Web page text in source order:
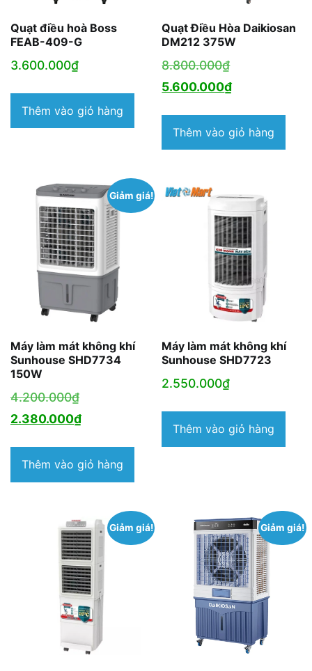
Quạt điều hoà Boss
FEAB-409-G
3.600.000₫
Thêm vào giỏ hàng
Quạt Điều Hòa Daikiosan
DM212 375W
8.800.000₫Giá
gốc
8.800.000₫.
5.600.000₫Giá
tại
là:
Thêm vào giỏ hàng
Giảm giá!
Máy làm mát không khí
Sunhouse SHD7734
150W
4.200.000₫Giá
gốc
4.200.000₫.
2.380.000₫Giá
tại
là:
Thêm vào giỏ hàng
Máy làm mát không khí
Sunhouse SHD7723
2.550.000₫
Thêm vào giỏ hàng
Giảm giá! Giảm giá!